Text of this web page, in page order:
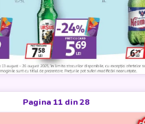
Pagina 11 din 28